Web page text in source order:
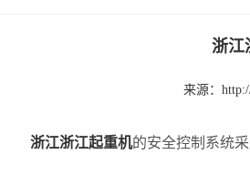
浙江
来源：
浙江浙江起重机的安全控制系统